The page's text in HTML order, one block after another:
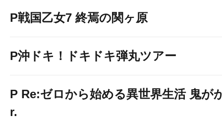
P戦国乙女7 終焉の関ヶ原
P沖ドキ！ドキドキ弾丸ツアー
P Re:ゼロから始める異世界生活 鬼が
r.